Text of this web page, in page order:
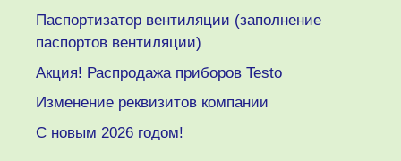
Паспортизатор вентиляции (заполнение
паспортов вентиляции)
Акция! Распродажа приборов Testo
Изменение реквизитов компании
C новым 2026 годом!